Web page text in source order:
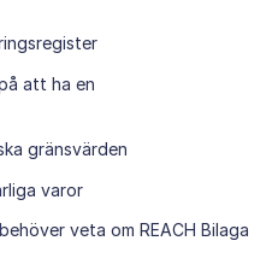
att ha en
gränsvärden
varor
veta om REACH Bilaga